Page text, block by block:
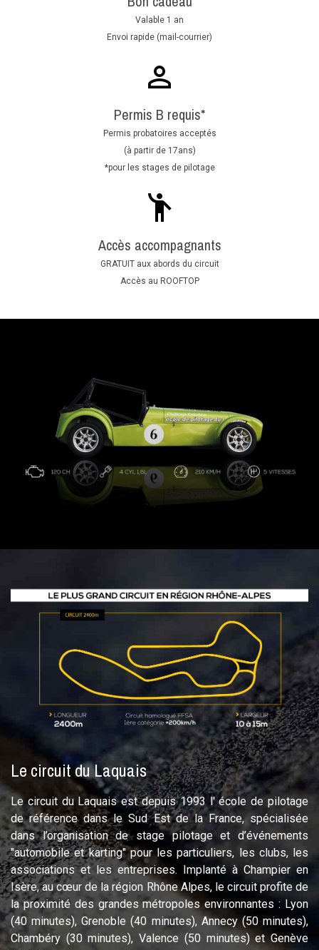
Valable 1 an
Envoi rapide (mail-courrier)
Permis B requis*
Permis probatoires acceptés
(à partir de 17ans)
*pour les stages de pilotage
Accès accompagnants
GRATUIT aux abords du circuit
Accès au ROOFTOP
Le circuit du Laquais
Le circuit du Laquais est depuis 1993 l' école de pilotage
de référence dans le Sud Est de la France, spécialisée
dans l’organisation de stage pilotage et d’événements
"automobile et karting" pour les particuliers, les clubs, les
associations et les entreprises. Implanté à Champier en
Isère, au cœur de la région Rhône Alpes, le circuit profite de
la proximité des grandes métropoles environnantes : Lyon
(40 minutes), Grenoble (40 minutes), Annecy (50 minutes),
Chambéry (30 minutes), Valence (50 minutes) et Genève